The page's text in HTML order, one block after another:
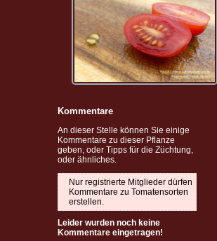
Kommentare
An dieser Stelle können Sie einige
Kommentare zu dieser Pflanze
geben, oder Tipps für die Züchtung,
oder ähnliches.
Nur registrierte Mitglieder dürfen
Kommentare zu Tomatensorten
erstellen.
Leider wurden noch keine
Kommentare eingetragen!